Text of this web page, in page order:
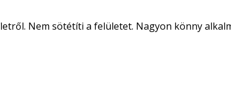
Nem sötétíti a felületet. Nagyon könny